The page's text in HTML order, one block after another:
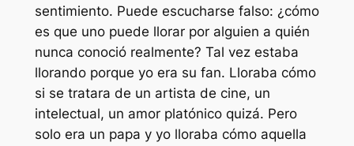
sentimiento. Puede escucharse falso: ¿cómo
es que uno puede llorar por alguien a quién
nunca conoció realmente? Tal vez estaba
llorando porque yo era su fan. Lloraba cómo
si se tratara de un artista de cine, un
intelectual, un amor platónico quizá. Pero
solo era un papa y yo lloraba cómo aquella